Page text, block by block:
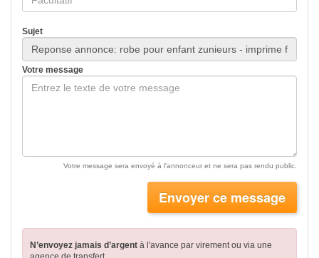
Sujet
Votre message
Votre message sera envoyé à l'annonceur et ne sera pas rendu public.
Envoyer ce message
N’envoyez jamais d’argent à l'avance par virementou via une